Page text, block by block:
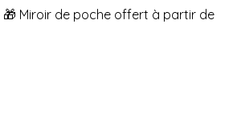
🎁 Miroir de poche offert à partir de